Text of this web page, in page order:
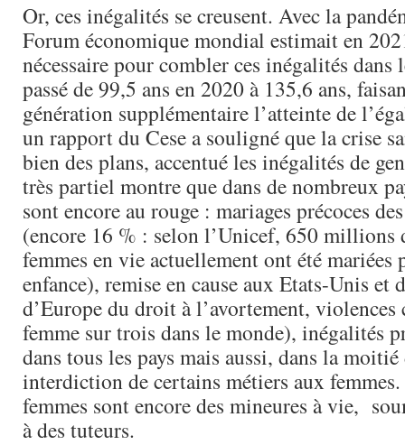
Or, ces inégalités se creusent. Avec la
Forum économique mondial estimait en
nécessaire pour combler ces inégalités dans
passé de 99,5 ans en 2020 à 135,6 ans,
génération supplémentaire l’atteinte de
un rapport du Cese a souligné que la crise
bien des plans, accentué les inégalités de
très partiel montre que dans de nombreux
sont encore au rouge : mariages précoces
(encore 16 % : selon l’Unicef, 650 millions
femmes en vie actuellement ont été mariées
enfance), remise en cause aux Etats-Unis et
d’Europe du droit à l’avortement, violences
femme sur trois dans le monde), inégalités
dans tous les pays mais aussi, dans la moitié
interdiction de certains métiers aux femmes.
femmes sont encore des mineures à vie,
à des tuteurs.